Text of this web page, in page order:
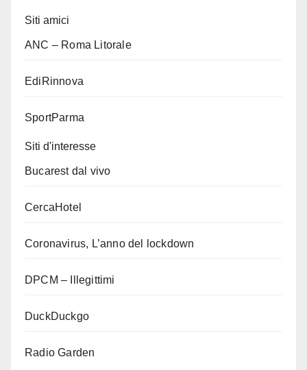
Siti amici
ANC – Roma Litorale
EdiRinnova
SportParma
Siti d'interesse
Bucarest dal vivo
CercaHotel
Coronavirus, L’anno del lockdown
DPCM – Illegittimi
DuckDuckgo
Radio Garden